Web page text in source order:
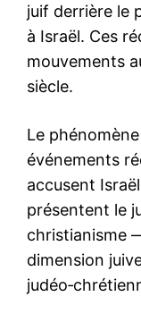
juif derrière le
à Israël. Ces
mouvements
siècle.
Le
événements
accusent
présentent le
christianisme
dimension